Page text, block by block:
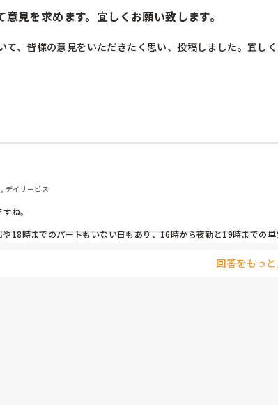
見を求めます。宜しくお願い致します。
、皆様の意見をいただきたく思い、投稿しました。宜しく
〜09:00)
パートさん1名(19:00) までとなっており、実質17:30以降は
は受け持ちの棟とＳＳの棟もあったりと、平屋建てで移動範
強く、何度も離設したことがある方がいます。
が4割ほどで、不穏行動が強く手のかかる方が3名程いる状況
者がそれぞれの棟を1人で入床介助、排泄交換をしてます
、22:00位になったりと、その後の雑務を終えて一息着くの
力をしながら自身の食事、コール対応、巡回、排泄交換を
デイサービス
ね。
18時までのパートもいない日もあり、16時から夜勤と19時までの
回答をもっと